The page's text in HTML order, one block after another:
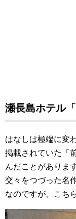
瀬長島ホテル「
はなしは極端に変
掲載されていた「
んだことがありま
交々をつづった名
なのですが、こち